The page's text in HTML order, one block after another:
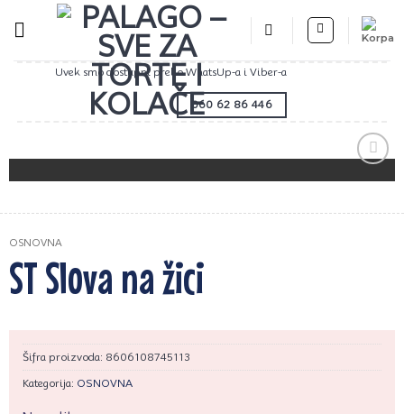
Uvek smo dostupni preko WhatsUp-a i Viber-a
060 62 86 446
Zaprati
OSNOVNA
ST Slova na žici
Šifra proizvoda: 8606108745113
Kategorija: OSNOVNA